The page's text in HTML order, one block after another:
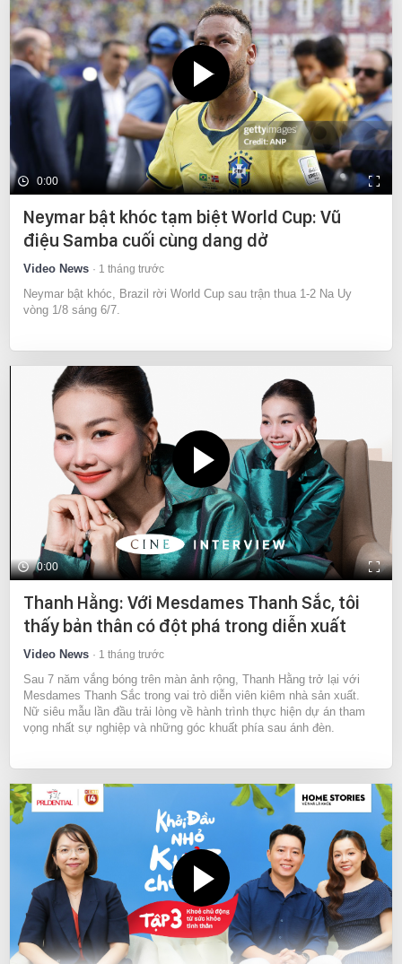
0:00
Neymar bật khóc tạm biệt World Cup: Vũ
điệu Samba cuối cùng dang dở
Video News 1 tháng trước
Neymar bật khóc, Brazil rời World Cup sau trận thua 1-2 Na Uy
vòng 1/8 sáng 6/7.
0:00
Thanh Hằng: Với Mesdames Thanh Sắc, tôi
thấy bản thân có đột phá trong diễn xuất
Video News 1 tháng trước
Sau 7 năm vắng bóng trên màn ảnh rộng, Thanh Hằng trở lại với
Mesdames Thanh Sắc trong vai trò diễn viên kiêm nhà sản xuất.
Nữ siêu mẫu lần đầu trải lòng về hành trình thực hiện dự án tham
vọng nhất sự nghiệp và những góc khuất phía sau ánh đèn.